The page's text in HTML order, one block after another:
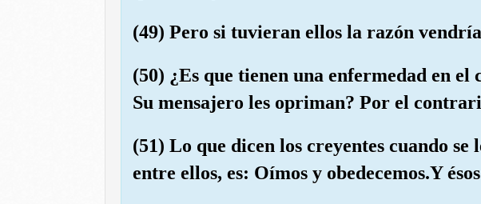
(49) Pero si tuvieran ellos la razón
(50) ¿Es que tienen una enfermedad en
Su mensajero les opriman? Por el
(51) Lo que dicen los creyentes cuando
entre ellos, es: Oímos y obedecemos.Y